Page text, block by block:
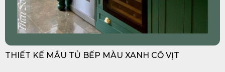
THIẾT KẾ MẪU TỦ BẾP MÀU XANH CỔ VỊT